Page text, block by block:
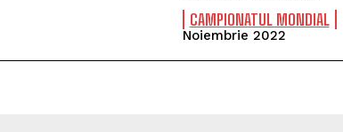
CAMPIONATUL MONDIAL
Noiembrie 2022